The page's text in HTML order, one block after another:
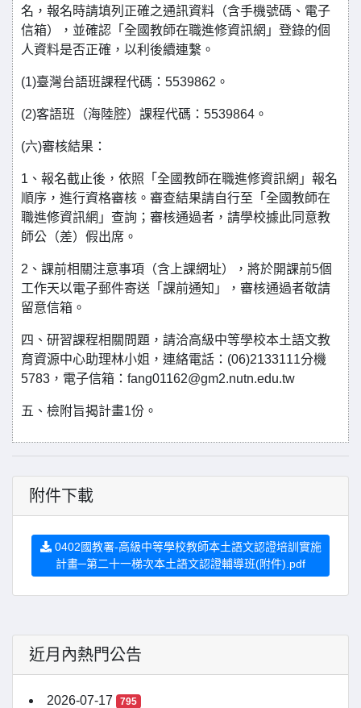
名，報名時請填列正確之通訊資料（含手機號碼、電子
信箱），並確認「全國教師在職進修資訊網」登錄的個
人資料是否正確，以利後續連繫。
(1)臺灣台語班課程代碼：5539862。
(2)客語班（海陸腔）課程代碼：5539864。
(六)審核結果：
1、報名截止後，依照「全國教師在職進修資訊網」報名
順序，進行資格審核。審查結果請自行至「全國教師在
職進修資訊網」查詢；審核通過者，請學校據此同意教
師公（差）假出席。
2、課前相關注意事項（含上課網址），將於開課前5個
工作天以電子郵件寄送「課前通知」，審核通過者敬請
留意信箱。
四、研習課程相關問題，請洽高級中等學校本土語文教
育資源中心助理林小姐，連絡電話：(06)2133111分機
5783，電子信箱：fang01162@gm2.nutn.edu.tw
五、檢附旨揭計畫1份。
附件下載
0402國教署-高級中等學校教師本土語文認證培訓實施
計畫─第二十一梯次本土語文認證輔導班(附件).pdf
近月內熱門公告
2026-07-17 795